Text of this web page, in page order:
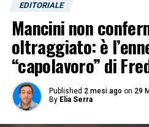
EDITORIALE
Mancini non
oltraggiato: è
“capolavoro” di
Published 2 mesi ago on 29
By Elia Serra